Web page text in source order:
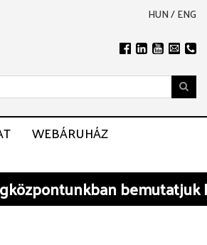
HUN/ENG
WEBÁRUHÁZ
bemutatjuk